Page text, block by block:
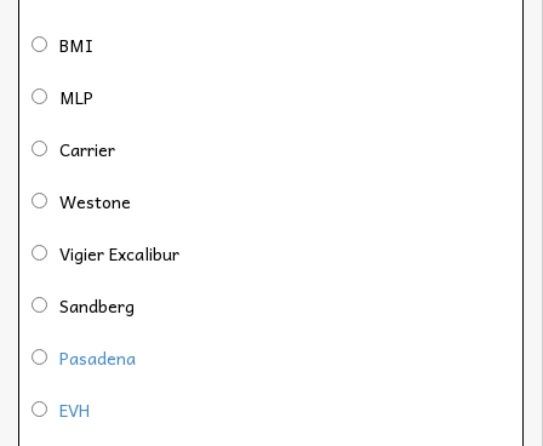
BMI
MLP
Carrier
Westone
Vigier Excalibur
Sandberg
Pasadena
EVH